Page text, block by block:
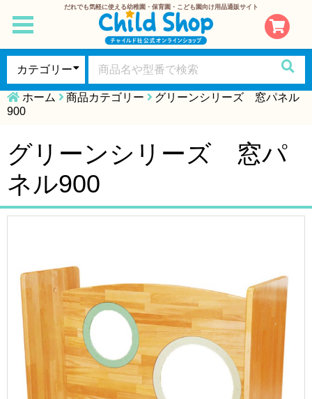
だれでも気軽に使える幼稚園・保育園・こども園向け用品通販サイト
toggle
navigation
ホーム 商品カテゴリー
グリーンシリーズ 窓パネル
900
グリーンシリーズ 窓パ
ネル900